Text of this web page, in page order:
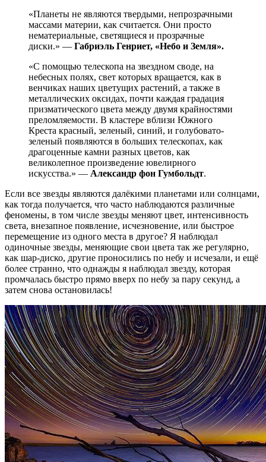
«Планеты не являются твердыми, непрозрачными
массами материи, как считается. Они просто
нематериальные, светящиеся и прозрачные
диски.» — Габриэль Генриет, «Небо и Земля».
«С помощью телескопа на звездном своде, на
небесных полях, свет которых вращается, как в
венчиках наших цветущих растений, а также в
металлических оксидах, почти каждая градация
призматического цвета между двумя крайностями
преломляемости. В кластере вблизи Южного
Креста красный, зеленый, синий, и голубовато-
зеленый появляются в больших телескопах, как
драгоценные камни разных цветов, как
великолепное произведение ювелирного
искусства.» — Александр фон Гумбольдт.
Если все звезды являются далёкими планетами или солнцами,
как тогда получается, что часто наблюдаются различные
феномены, в том числе звезды меняют цвет, интенсивность
света, внезапное появление, исчезновение, или быстрое
перемещение из одного места в другое? Я наблюдал
одиночные звезды, меняющие свои цвета так же регулярно,
как шар-диско, другие проносились по небу и исчезали, и ещё
более странно, что однажды я наблюдал звезду, которая
промчалась быстро прямо вверх по небу за пару секунд, а
затем снова остановилась!